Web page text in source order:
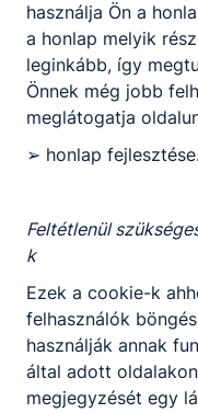
A
elvégzi az
teendőket;
mennyiségi
ismerteti a
allergének
megrendelt
felveszi a
felszolgál,
rendszerek
használja Ön a
a honlap melyik
leginkább, így
Önnek még jobb
meglátogatja
➢ honlap
Feltétlenül
k
Ezek a cookie-k
felhasználók
használják annak
által adott
megjegyzését egy